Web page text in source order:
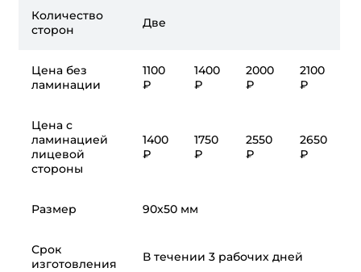
Количество
сторон
Две
Цена без
ламинации
1100
₽
1400
₽
2000
₽
2100
₽
Цена с
ламинацией
лицевой
стороны
1400
₽
1750
₽
2550
₽
2650
₽
Размер 90x50 мм
Срок
изготовления
В течении 3 рабочих дней